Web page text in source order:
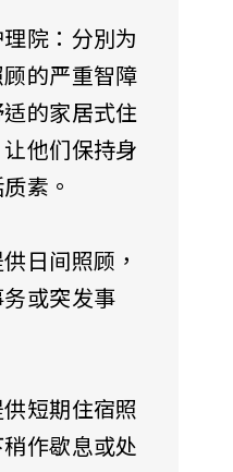
院：分別为
的严重智障
的家居式住
他们保持身
素。
日间照顾，
或突发事
短期住宿照
作歇息或处